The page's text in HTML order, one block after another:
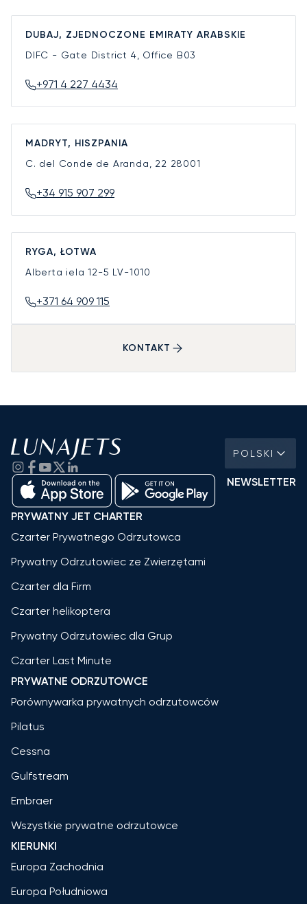
DUBAJ, ZJEDNOCZONE EMIRATY ARABSKIE
DIFC - Gate District 4, Office B03
+971 4 227 4434
MADRYT, HISZPANIA
C. del Conde de Aranda, 22 28001
+34 915 907 299
RYGA, ŁOTWA
Alberta iela 12-5 LV-1010
+371 64 909 115
KONTAKT
POLSKI
NEWSLETTER
PRYWATNY JET CHARTER
Czarter Prywatnego Odrzutowca
Prywatny Odrzutowiec ze Zwierzętami
Czarter dla Firm
Czarter helikoptera
Prywatny Odrzutowiec dla Grup
Czarter Last Minute
PRYWATNE ODRZUTOWCE
Porównywarka prywatnych odrzutowców
Pilatus
Cessna
Gulfstream
Embraer
Wszystkie prywatne odrzutowce
KIERUNKI
Europa Zachodnia
Europa Południowa